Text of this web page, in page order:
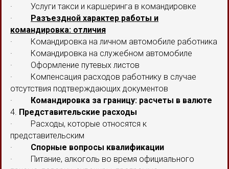
· Услуги такси и каршеринга в командировке
· Разъездной характер работы и
командировка: отличия
· Командировка на личном автомобиле работника
· Командировка на служебном автомобиле
· Оформление путевых листов
· Компенсация расходов работнику в случае
отсутствия подтверждающих документов
· Командировка за границу: расчеты в валюте
4. Представительские расходы
· Расходы, которые относятся к
представительским
· Спорные вопросы квалификации
· Питание, алкоголь во время официального